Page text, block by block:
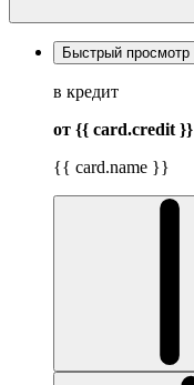
Быстрый просмотр
в кредит
от {{ card.credit }}
{{ card.name }}